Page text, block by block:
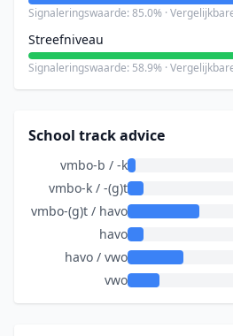
Signaleringswaarde: 85.0% ·
Streefniveau
Signaleringswaarde: 58.9% ·
School track advice
vmbo-b / -k
vmbo-k / -(g)t
vmbo-(g)t / havo
havo
havo / vwo
vwo